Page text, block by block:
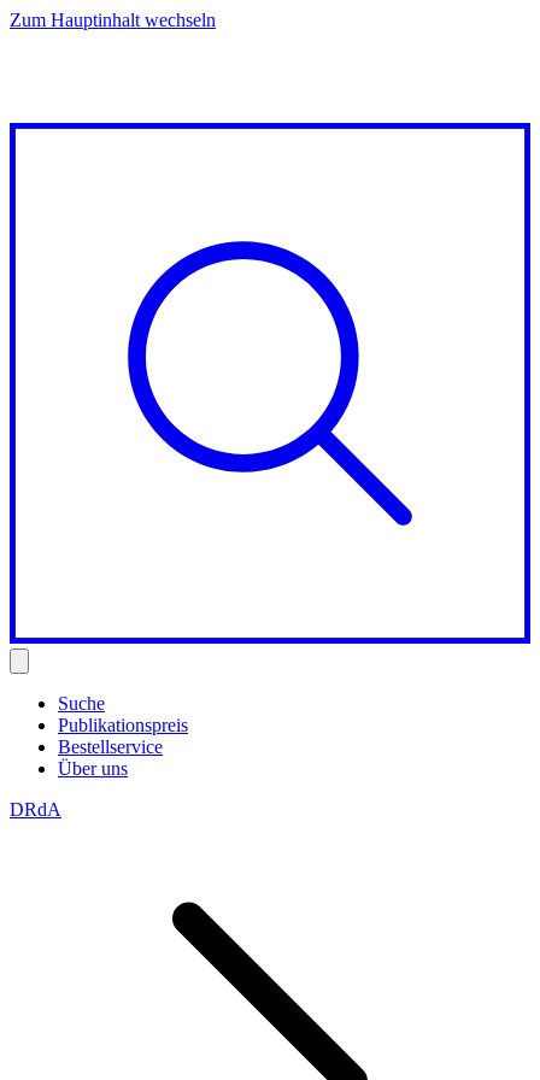
Zum Hauptinhalt wechseln
Suche
Publikationspreis
Bestellservice
Über uns
DRdA